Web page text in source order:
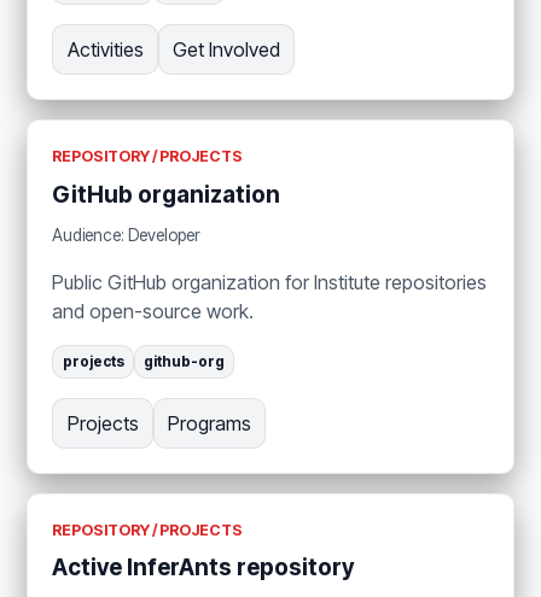
Activities Get Involved
REPOSITORY / PROJECTS
GitHub organization
Audience: Developer
Public GitHub organization for Institute repositories
and open-source work.
projects github-org
Projects Programs
REPOSITORY / PROJECTS
Active InferAnts repository